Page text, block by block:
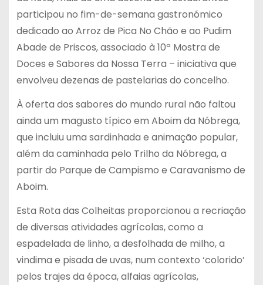
participou no fim-de-semana gastronómico
dedicado ao Arroz de Pica No Chão e ao Pudim
Abade de Priscos, associado à 10ª Mostra de
Doces e Sabores da Nossa Terra – iniciativa que
envolveu dezenas de pastelarias do concelho.
À oferta dos sabores do mundo rural não faltou
ainda um magusto típico em Aboim da Nóbrega,
que incluiu uma sardinhada e animação popular,
além da caminhada pelo Trilho da Nóbrega, a
partir do Parque de Campismo e Caravanismo de
Aboim.
Esta Rota das Colheitas proporcionou a recriação
de diversas atividades agrícolas, como a
espadelada de linho, a desfolhada de milho, a
vindima e pisada de uvas, num contexto ‘colorido’
pelos trajes da época, alfaias agrícolas,